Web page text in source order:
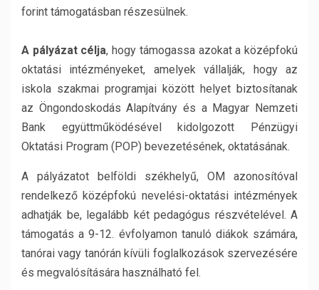
forint támogatásban részesülnek.
A pályázat célja, hogy támogassa azokat a középfokú
oktatási intézményeket, amelyek vállalják, hogy az
iskola szakmai programjai között helyet biztosítanak
az Öngondoskodás Alapítvány és a Magyar Nemzeti
Bank együttműködésével kidolgozott Pénzügyi
Oktatási Program (POP) bevezetésének, oktatásának.
A pályázatot belföldi székhelyű, OM azonosítóval
rendelkező középfokú nevelési-oktatási intézmények
adhatják be, legalább két pedagógus részvételével. A
támogatás a 9-12. évfolyamon tanuló diákok számára,
tanórai vagy tanórán kívüli foglalkozások szervezésére
és megvalósítására használható fel.